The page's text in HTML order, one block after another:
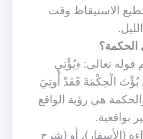
الاستيقاظ وقت
الحكمة؟
قوله تعالى: ﴿يُؤْتِي
الْحِكْمَةَ فَقَدْ أُوتِيَ
هي رؤية الواقع
بواقعية.
(الأسفار)، أو (شرح